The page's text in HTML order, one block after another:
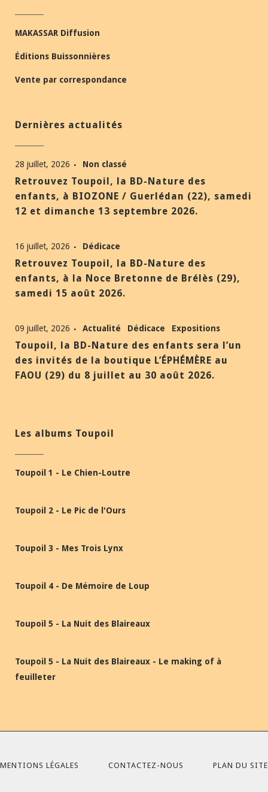
MAKASSAR Diffusion
Éditions Buissonnières
Vente par correspondance
Dernières actualités
28 juillet, 2026 Non classé
Retrouvez Toupoil, la BD-Nature des
enfants, à BIOZONE / Guerlédan (22), samedi
12 et dimanche 13 septembre 2026.
16 juillet, 2026 Dédicace
Retrouvez Toupoil, la BD-Nature des
enfants, à la Noce Bretonne de Brélès (29),
samedi 15 août 2026.
09 juillet, 2026 Actualité Dédicace Expositions
Toupoil, la BD-Nature des enfants sera l’un
des invités de la boutique L’ÉPHÉMÈRE au
FAOU (29) du 8 juillet au 30 août 2026.
Les albums Toupoil
Toupoil 1 - Le Chien-Loutre
Toupoil 2 - Le Pic de l'Ours
Toupoil 3 - Mes Trois Lynx
Toupoil 4 - De Mémoire de Loup
Toupoil 5 - La Nuit des Blaireaux
Toupoil 5 - La Nuit des Blaireaux - Le making of à
feuilleter
MENTIONS LÉGALES CONTACTEZ-NOUS PLAN DU SITE